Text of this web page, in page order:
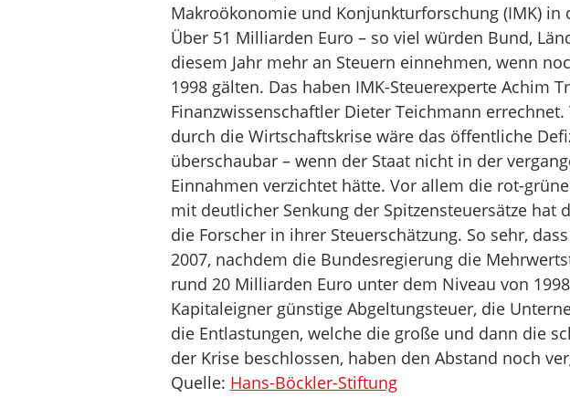
Makroökonomie und Konjunkturforschung (IMK) in
Über 51 Milliarden Euro – so viel würden Bund,
diesem Jahr mehr an Steuern einnehmen, wenn
1998 gälten. Das haben IMK-Steuerexperte Achim
Finanzwissenschaftler Dieter Teichmann
durch die Wirtschaftskrise wäre das öffentliche
überschaubar – wenn der Staat nicht in der
Einnahmen verzichtet hätte. Vor allem die rot-
mit deutlicher Senkung der Spitzensteuersätze hat
die Forscher in ihrer Steuerschätzung. So sehr,
2007, nachdem die Bundesregierung die
rund 20 Milliarden Euro unter dem Niveau von
Kapitaleigner günstige Abgeltungsteuer, die
die Entlastungen, welche die große und dann die
der Krise beschlossen, haben den Abstand noch
Quelle: Hans-Böckler-Stiftung